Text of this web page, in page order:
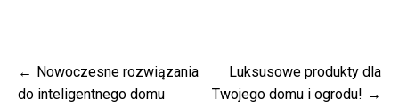
Nawigacja
wpisu
Nowoczesne rozwiązania
do inteligentnego domu
Luksusowe produkty dla
Twojego domu i ogrodu!